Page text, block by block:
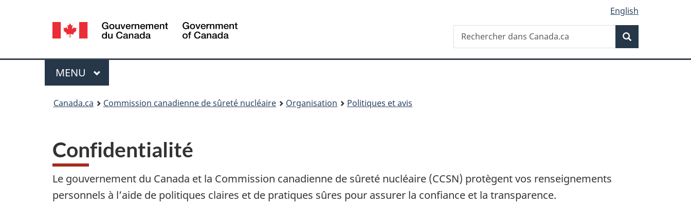
de
Sélection
de
la
langue
English
Canada
Recherche
Rechercher
dans
Menu
MENU PRINCIPAL
Canada.ca Commission canadienne de sûreté nucléaire Organisation Politiques et avis
Confidentialité
Le gouvernement du Canada et la Commission canadienne de sûreté nucléaire (CCSN) protègent vos renseignements
personnels à l’aide de politiques claires et de pratiques sûres pour assurer la confiance et la transparence.